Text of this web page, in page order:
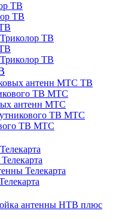
ТВ
ТВ
ТВ
ТВ
антенн МТС ТВ
ТВ МТС
антенн МТС
ТВ МТС
ТВ МТС
Телекарта
антенны НТВ плюс